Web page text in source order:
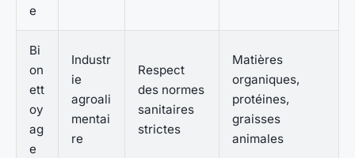
e
Bi
on
ett
oy
ag
e
Industr
ie
agroali
mentai
re
Respect
des normes
sanitaires
strictes
Matières
organiques,
protéines,
graisses
animales